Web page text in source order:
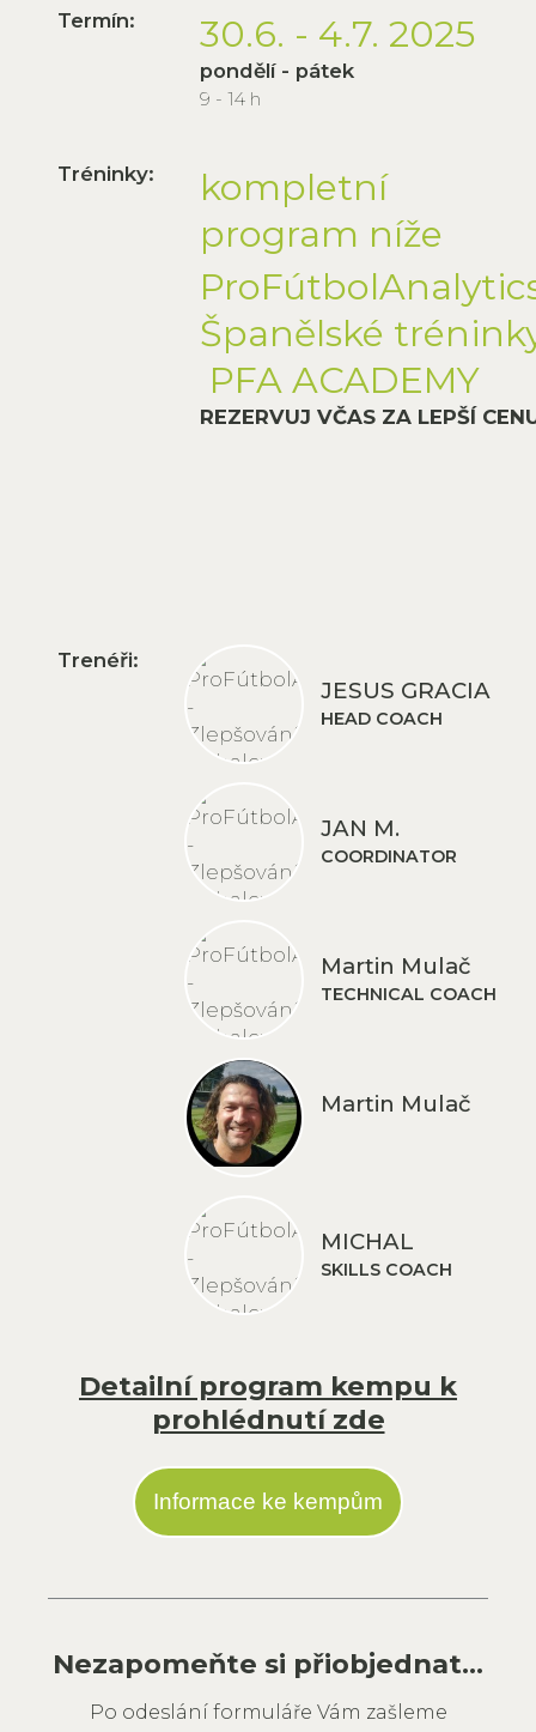
Termín: 30.6. - 4.7. 2025
pondělí - pátek
9 - 14 h
Tréninky:
kompletní
program níže
Španělské
PFA ACADEMY
REZERVUJ VČAS ZA LEPŠÍ
Trenéři:
JESUS GRACIA
HEAD COACH
JAN M.
COORDINATOR
Martin Mulač
TECHNICAL COACH
Martin Mulač
MICHAL
SKILLS COACH
Detailní program kempu k
prohlédnutí zde
Informace ke kempům
Nezapomeňte si přiobjednat...
Po odeslání formuláře Vám zašleme